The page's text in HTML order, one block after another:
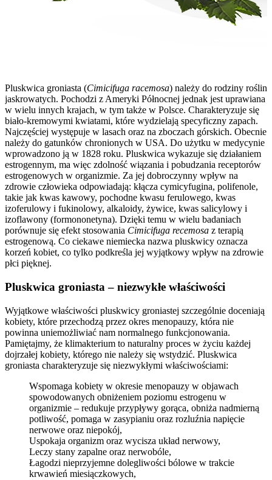
Pluskwica groniasta (Cimicifuga racemosa) należy do rodziny roślin
jaskrowatych. Pochodzi z Ameryki Północnej jednak jest uprawiana
w wielu innych krajach, w tym także w Polsce. Charakteryzuje się
biało-kremowymi kwiatami, które wydzielają specyficzny zapach.
Najczęściej występuje w lasach oraz na zboczach górskich. Obecnie
należy do gatunków chronionych w USA. Do użytku w medycynie
wprowadzono ją w 1828 roku. Pluskwica wykazuje się działaniem
estrogennym, ma więc zdolność wiązania i pobudzania receptorów
estrogenowych w organizmie. Za jej dobroczynny wpływ na
zdrowie człowieka odpowiadają: kłącza cymicyfugina, polifenole,
takie jak kwas kawowy, pochodne kwasu ferulowego, kwas
izoferulowy i fukinolowy, alkaloidy, żywice, kwas salicylowy i
izoflawony (formononetyna). Dzięki temu w wielu badaniach
porównuje się efekt stosowania Cimicifuga recemosa z terapią
estrogenową. Co ciekawe niemiecka nazwa pluskwicy oznacza
korzeń kobiet, co tylko podkreśla jej wyjątkowy wpływ na zdrowie
płci pięknej.
Pluskwica groniasta – niezwykłe właściwości
Wyjątkowe właściwości pluskwicy groniastej szczególnie doceniają
kobiety, które przechodzą przez okres menopauzy, która nie
powinna uniemożliwiać nam normalnego funkcjonowania.
Pamiętajmy, że klimakterium to naturalny proces w życiu każdej
dojrzałej kobiety, którego nie należy się wstydzić. Pluskwica
groniasta charakteryzuje się niezwykłymi właściwościami:
Wspomaga kobiety w okresie menopauzy w objawach
spowodowanych obniżeniem poziomu estrogenu w
organizmie – redukuje przypływy gorąca, obniża nadmierną
potliwość, pomaga w zasypianiu oraz rozluźnia napięcie
nerwowe oraz niepokój,
Uspokaja organizm oraz wycisza układ nerwowy,
Leczy stany zapalne oraz nerwobóle,
Łagodzi nieprzyjemne dolegliwości bólowe w trakcie
krwawień miesiączkowych,